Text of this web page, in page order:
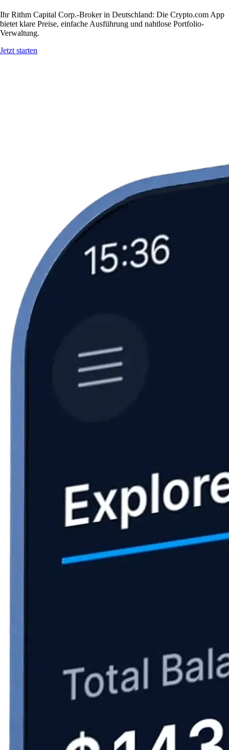
Ihr Rithm Capital Corp.-Broker in Deutschland: Die Crypto.com App
bietet klare Preise, einfache Ausführung und nahtlose Portfolio-
Verwaltung.
Jetzt starten